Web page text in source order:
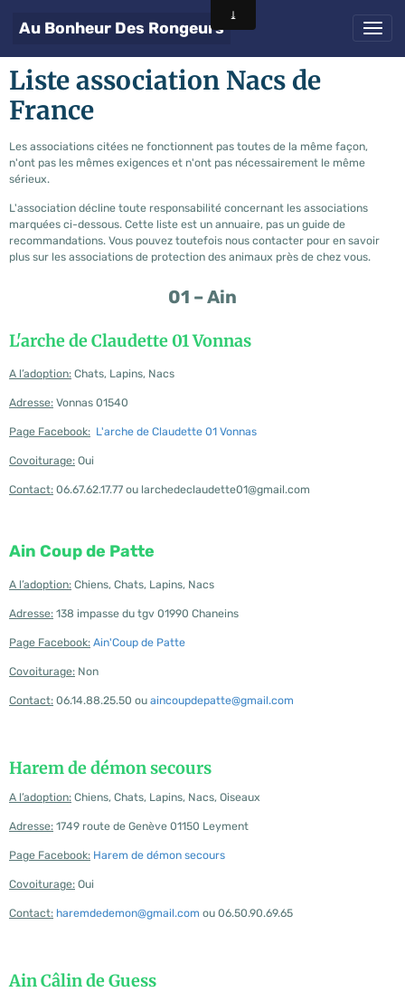
Au Bonheur Des Rongeurs
Liste association Nacs de
France
Les associations citées ne fonctionnent pas toutes de la même façon,
n'ont pas les mêmes exigences et n'ont pas nécessairement le même
sérieux.
L'association décline toute responsabilité concernant les associations
marquées ci-dessous. Cette liste est un annuaire, pas un guide de
recommandations. Vous pouvez toutefois nous contacter pour en savoir
plus sur les associations de protection des animaux près de chez vous.
01 – Ain
L'arche de Claudette 01 Vonnas
A l’adoption: Chats, Lapins, Nacs
Adresse: Vonnas 01540
Page Facebook: L'arche de Claudette 01 Vonnas
Covoiturage: Oui
Contact: 06.67.62.17.77 ou larchedeclaudette01@gmail.com
Ain Coup de Patte
A l’adoption: Chiens, Chats, Lapins, Nacs
Adresse: 138 impasse du tgv 01990 Chaneins
Page Facebook: Ain'Coup de Patte
Covoiturage: Non
Contact: 06.14.88.25.50 ou aincoupdepatte@gmail.com
Harem de démon secours
A l’adoption: Chiens, Chats, Lapins, Nacs, Oiseaux
Adresse: 1749 route de Genève 01150 Leyment
Page Facebook: Harem de démon secours
Covoiturage: Oui
Contact: haremdedemon@gmail.com ou 06.50.90.69.65
Ain Câlin de Guess